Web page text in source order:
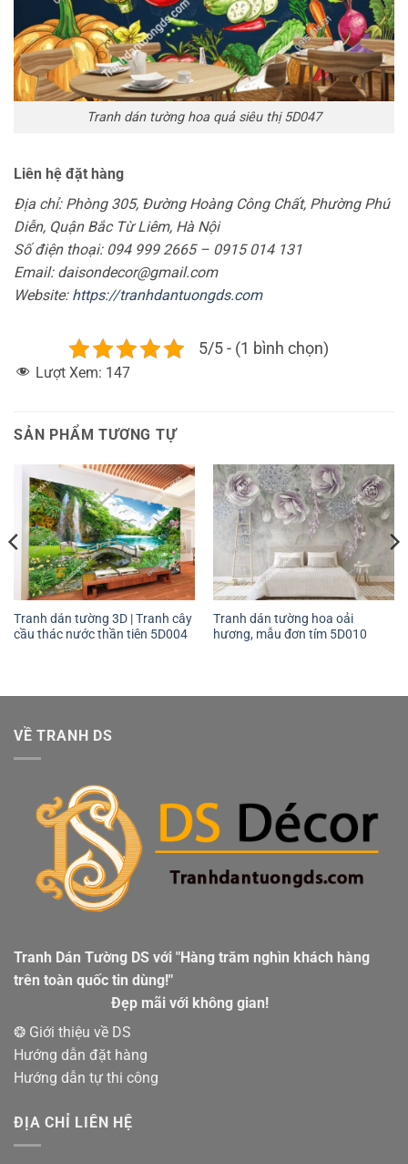
Tranh dán tường hoa quả siêu thị 5D047
Liên hệ đặt hàng
Địa chỉ: Phòng 305, Đường Hoàng Công Chất, Phường Phú
Diễn, Quận Bắc Từ Liêm, Hà Nội
Số điện thoại: 094 999 2665 – 0915 014 131
Email: daisondecor@gmail.com
Website: https://tranhdantuongds.com
5/5 - (1 bình chọn)
Lượt Xem: 147
SẢN PHẨM TƯƠNG TỰ
Tranh dán tường 3D | Tranh cây
cầu thác nước thần tiên 5D004
Tranh dán tường hoa oải
hương, mẫu đơn tím 5D010
VỀ TRANH DS
Tranh Dán Tường DS với "Hàng trăm nghìn khách hàng
trên toàn quốc tin dùng!"
Đẹp mãi với không gian!
❂ Giới thiệu về DS
Hướng dẫn đặt hàng
Hướng dẫn tự thi công
ĐỊA CHỈ LIÊN HỆ